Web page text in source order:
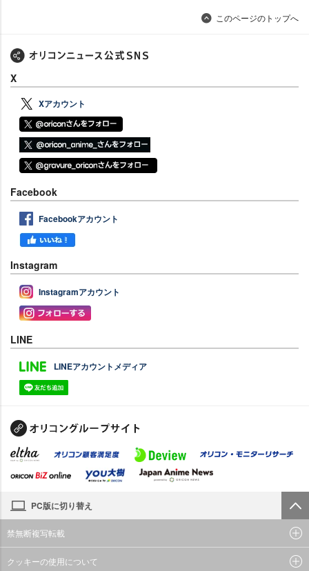
このページのトップへ
X
Xアカウント
Facebook
Facebookアカウント
Instagram
Instagramアカウント
LINE
LINEアカウントメディア
PC版に切り替え
禁無断複写転載
クッキーの使用について